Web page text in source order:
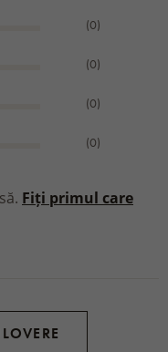
(0)
(0)
(0)
(0)
Fiți primul care